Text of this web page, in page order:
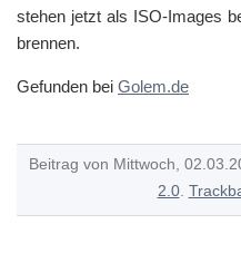
stehen jetzt als ISO-Images
brennen.
Gefunden bei Golem.de
Beitrag von Mittwoch,
2.0.